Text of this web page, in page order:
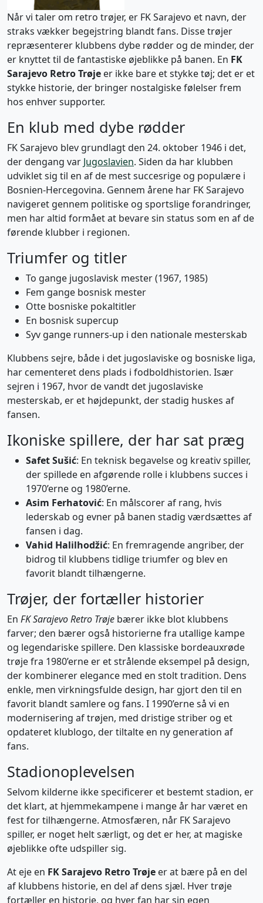
Når vi taler om retro trøjer, er FK Sarajevo et navn, der
straks vækker begejstring blandt fans. Disse trøjer
repræsenterer klubbens dybe rødder og de minder, der
er knyttet til de fantastiske øjeblikke på banen. En FK
Sarajevo Retro Trøje er ikke bare et stykke tøj; det er et
stykke historie, der bringer nostalgiske følelser frem
hos enhver supporter.
En klub med dybe rødder
FK Sarajevo blev grundlagt den 24. oktober 1946 i det,
der dengang var Jugoslavien. Siden da har klubben
udviklet sig til en af de mest succesrige og populære i
Bosnien-Hercegovina. Gennem årene har FK Sarajevo
navigeret gennem politiske og sportslige forandringer,
men har altid formået at bevare sin status som en af de
førende klubber i regionen.
Triumfer og titler
To gange jugoslavisk mester (1967, 1985)
Fem gange bosnisk mester
Otte bosniske pokaltitler
En bosnisk supercup
Syv gange runners-up i den nationale mesterskab
Klubbens sejre, både i det jugoslaviske og bosniske liga,
har cementeret dens plads i fodboldhistorien. Især
sejren i 1967, hvor de vandt det jugoslaviske
mesterskab, er et højdepunkt, der stadig huskes af
fansen.
Ikoniske spillere, der har sat præg
Safet Sušić: En teknisk begavelse og kreativ spiller,
der spillede en afgørende rolle i klubbens succes i
1970’erne og 1980’erne.
Asim Ferhatović: En målscorer af rang, hvis
lederskab og evner på banen stadig værdsættes af
fansen i dag.
Vahid Halilhodžić: En fremragende angriber, der
bidrog til klubbens tidlige triumfer og blev en
favorit blandt tilhængerne.
Trøjer, der fortæller historier
En FK Sarajevo Retro Trøje bærer ikke blot klubbens
farver; den bærer også historierne fra utallige kampe
og legendariske spillere. Den klassiske bordeauxrøde
trøje fra 1980’erne er et strålende eksempel på design,
der kombinerer elegance med en stolt tradition. Dens
enkle, men virkningsfulde design, har gjort den til en
favorit blandt samlere og fans. I 1990’erne så vi en
modernisering af trøjen, med dristige striber og et
opdateret klublogo, der tiltalte en ny generation af
fans.
Stadionoplevelsen
Selvom kilderne ikke specificerer et bestemt stadion, er
det klart, at hjemmekampene i mange år har været en
fest for tilhængerne. Atmosfæren, når FK Sarajevo
spiller, er noget helt særligt, og det er her, at magiske
øjeblikke ofte udspiller sig.
At eje en FK Sarajevo Retro Trøje er at bære på en del
af klubbens historie, en del af dens sjæl. Hver trøje
fortæller en historie, og hver fan har sin egen